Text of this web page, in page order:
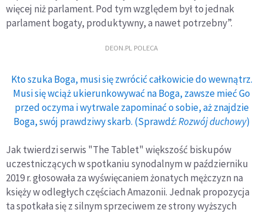
więcej niż parlament. Pod tym względem był to jednak
parlament bogaty, produktywny, a nawet potrzebny”.
DEON.PL POLECA
Kto szuka Boga, musi się zwrócić całkowicie do wewnątrz.
Musi się wciąż ukierunkowywać na Boga, zawsze mieć Go
przed oczyma i wytrwale zapominać o sobie, aż znajdzie
Boga, swój prawdziwy skarb. (Sprawdź:Rozwój duchowy)
Jak twierdzi serwis "The Tablet" większość biskupów
uczestniczących w spotkaniu synodalnym w październiku
2019 r. głosowała za wyświęcaniem żonatych mężczyzn na
księży w odległych częściach Amazonii. Jednak propozycja
ta spotkała się z silnym sprzeciwem ze strony wyższych